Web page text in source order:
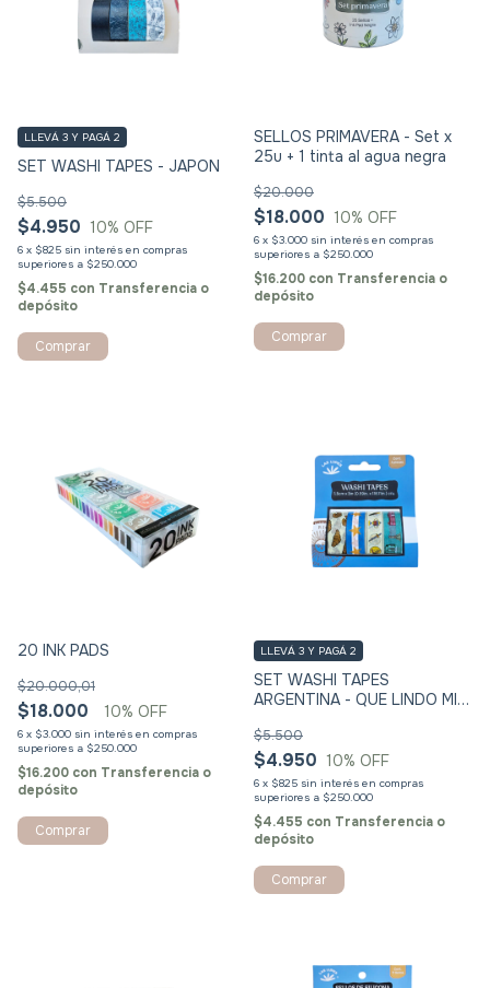
SET WASHI TAPES - JAPON
$4.950
$5.500
10% OFF
6 x $825 sin interés
LLEVÁ 3 Y PAGÁ 2
$4.455 con Transferencia o
depósito
SELLOS PRIMAVERA - Set x
25u + 1 tinta al agua negra
$18.000
$20.000
10% OFF
6 x $3.000 sin interés
$16.200 con Transferencia o
depósito
20 INK PADS
$18.000
$20.000,01
10% OFF
6 x $3.000 sin interés
$16.200 con Transferencia o
depósito
SET WASHI TAPES
ARGENTINA - QUE LINDO MI
$4.950
$5.500
10% OFF
6 x $825 sin interés
LLEVÁ 3 Y PAGÁ 2
$4.455 con Transferencia o
depósito